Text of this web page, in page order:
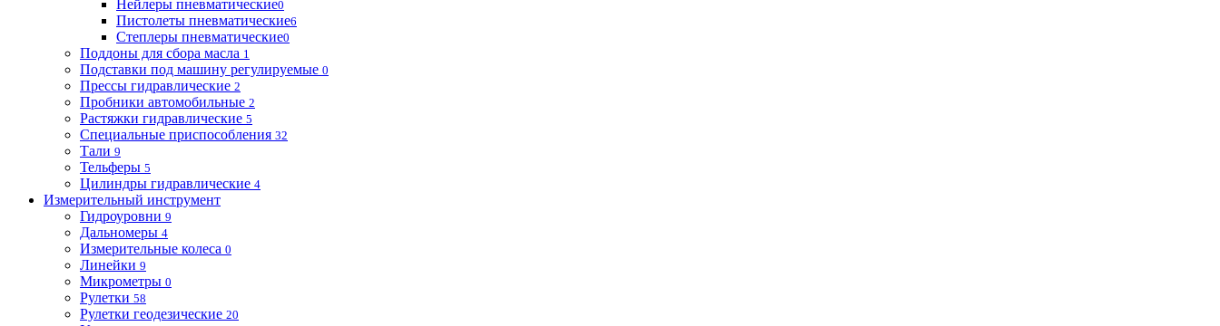
Нейлеры пневматические0
Пистолеты пневматические6
Степлеры пневматические0
Поддоны для сбора масла 1
Подставки под машину регулируемые 0
Прессы гидравлические 2
Пробники автомобильные 2
Растяжки гидравлические 5
Специальные приспособления 32
Тали 9
Тельферы 5
Цилиндры гидравлические 4
Измерительный инструмент
Гидроуровни 9
Дальномеры 4
Измерительные колеса 0
Линейки 9
Микрометры 0
Рулетки 58
Рулетки геодезические 20